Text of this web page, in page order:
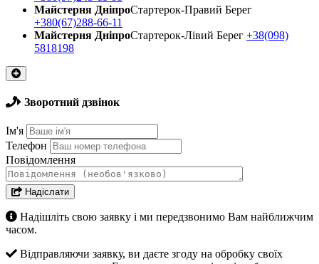
Майстерня ДнiпроСтартерок-Правий Берег
+380(67)288-66-11
Майстерня ДнiпроСтартерок-Лівий Берег +38(098)
5818198
Зворотний дзвінок
Ім'я
Телефон
Повідомлення
Надіслати
Надішліть свою заявку і ми передзвонимо Вам найближчим
часом.
Відправляючи заявку, ви даєте згоду на обробку своїх